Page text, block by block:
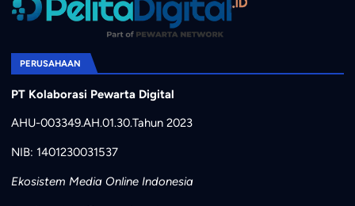
PERUSAHAAN
PT Kolaborasi Pewarta Digital
AHU-003349.AH.01.30.Tahun 2023
NIB: 1401230031537
Ekosistem Media Online Indonesia